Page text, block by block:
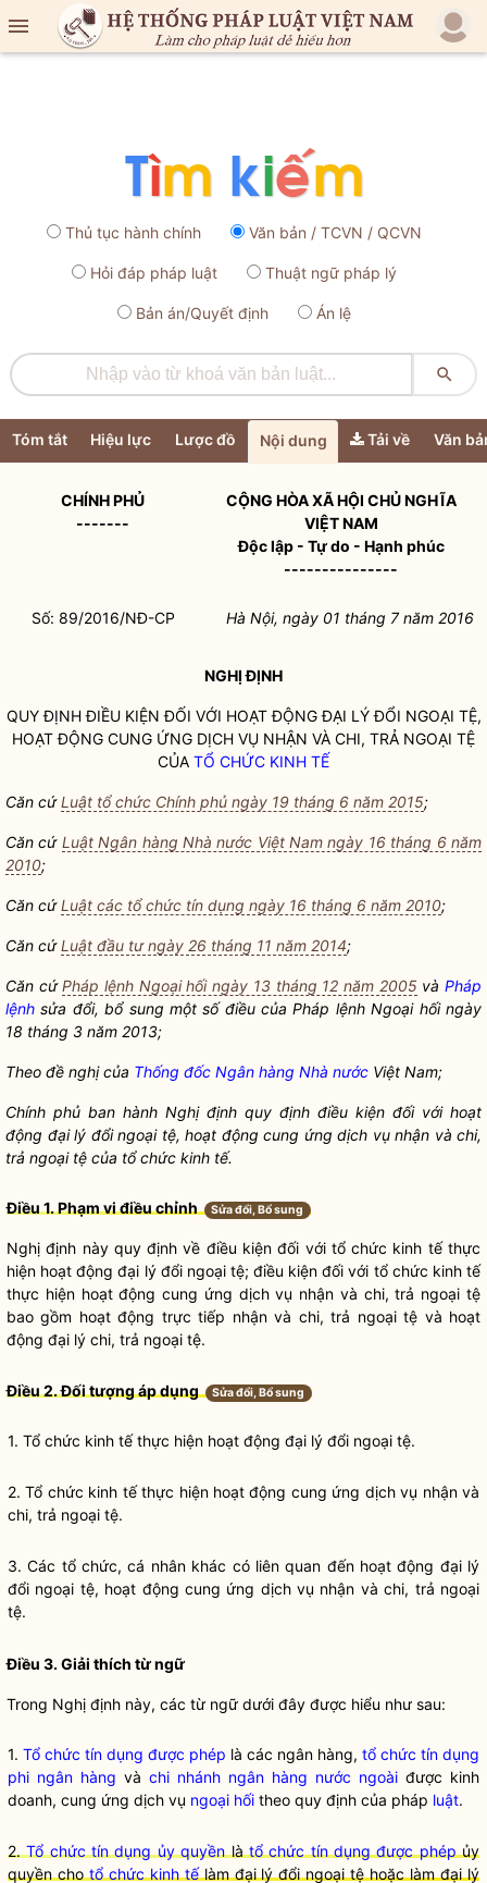

Thủ tục hành chính Văn bản / TCVN / QCVN
Hỏi đáp pháp luật Thuật ngữ pháp lý
Bản án/Quyết định Án lệ

Tóm tắt Hiệu lực Lược đồ Nội dung Tải về Văn
CHÍNH PHỦ
-------
CỘNG HÒA XÃ HỘI CHỦ NGHĨA
VIỆT NAM
Độc lập - Tự do - Hạnh phúc
---------------
Số: 89/2016/NĐ-CP Hà Nội, ngày 01 tháng 7 năm 2016
NGHỊ ĐỊNH
QUY ĐỊNH ĐIỀU KIỆN ĐỐI VỚI HOẠT ĐỘNG ĐẠI LÝ ĐỔI NGOẠI TỆ,
HOẠT ĐỘNG CUNG ỨNG DỊCH VỤ NHẬN VÀ CHI, TRẢ NGOẠI TỆ
CỦA TỔ CHỨC KINH TẾ
Căn cứLuật tổ chức Chính phủ ngày 19 tháng 6 năm 2015;
Căn cứ Luật Ngân hàng Nhà nước Việt Nam ngày 16 tháng 6 năm
2010;
Căn cứLuật các tổ chức tín dụng ngày 16 tháng 6 năm 2010;
Căn cứLuật đầu tư ngày 26 tháng 11 năm 2014;
Căn cứPháp lệnh Ngoại hối ngày 13 tháng 12 năm 2005 vàPháp
lệnh sửa đổi, bổ sung một số điều củaPháp lệnhNgoại hối ngày
18 tháng 3 năm 2013;
Theo đề nghị của Thống đốc Ngân hàng Nhà nước Việt Nam;
Chính phủ ban hành Nghị định quy định điều kiện đối với hoạt
động đại lý đổi ngoại tệ, hoạt động cung ứng dịch vụ nhận và chi,
trả ngoại tệ của tổ chức kinh tế.
Điều 1. Phạm vi điều chỉnh Sửa đổi, Bổ sung
Nghị định này quy định về điều kiện đối với tổ chức kinh tếthực
hiện hoạt động đại lý đổi ngoại tệ; điều kiện đối với tổ chức kinh tế
thực hiện hoạt động cung ứng dịch vụ nhận và chi, trả ngoại tệ
bao gồm hoạt động trực tiếp nhận và chi, trả ngoại tệ và hoạt
động đại lý chi, trả ngoại tệ.
Điều 2. Đối tượng áp dụng Sửa đổi, Bổ sung
1. Tổ chức kinh tếthực hiện hoạt động đại lý đổi ngoại tệ.
2.Tổ chức kinh tếthực hiện hoạt động cung ứng dịch vụ nhận và
chi, trả ngoại tệ.
3. Các tổ chức, cá nhân khác có liên quan đến hoạt động đại lý
đổi ngoại tệ, hoạt động cung ứng dịch vụ nhận và chi, trả ngoại
tệ.
Điều 3. Giải thích từ ngữ
Trong Nghị định này, các từ ngữ dưới đây được hiểu như sau:
1. Tổ chức tín dụng được phép là các ngân hàng, tổ chức tín dụng
phi ngân hàng và chi nhánh ngân hàng nước ngoài được kinh
doanh, cung ứng dịch vụ ngoại hối theo quy định của pháp luật.
2.Tổ chức tín dụng ủy quyềnlàtổ chức tín dụng được phépủy
quyền chotổ chức kinh tếlàm đại lý đổi ngoại tệ hoặc làm đại lý